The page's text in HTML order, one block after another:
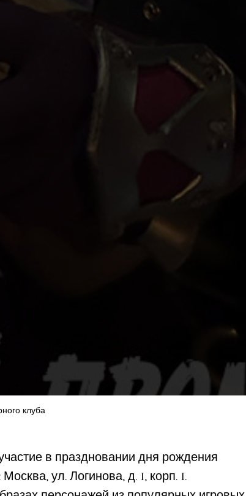
клуба
в праздновании дня рождения
ул. Логинова, д. 1, корп. 1.